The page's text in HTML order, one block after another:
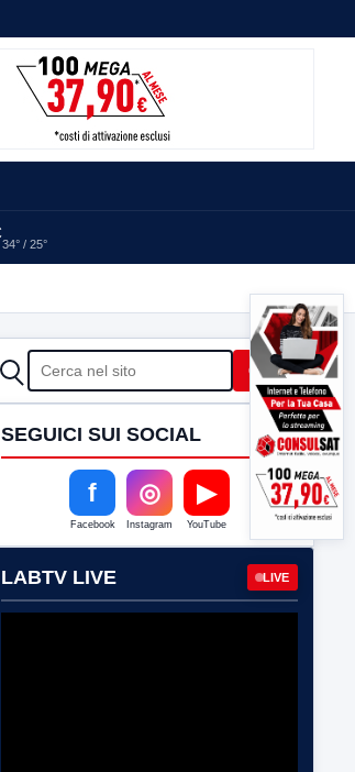
34° / 25°
CERCA Cerca
SEGUICI SUI SOCIAL
f
Facebook
◎
Instagram
▶
YouTube
LABTV LIVE LIVE